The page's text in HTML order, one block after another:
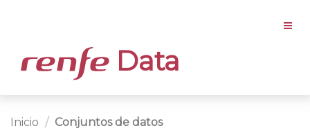
Data
Inicio Conjuntos de datos